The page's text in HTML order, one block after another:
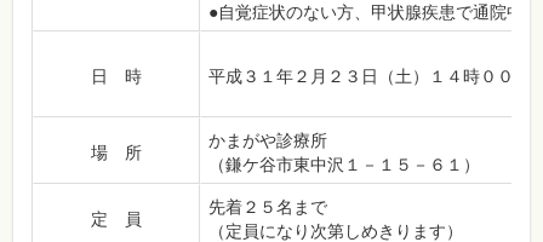
●自覚症状のない方、甲状腺疾患で通院中
日 時 平成３１年２月２３日（土）１４時００分
場 所
かまがや診療所
（鎌ケ谷市東中沢１－１５－６１）
定 員
先着２５名まで
（定員になり次第しめきります）